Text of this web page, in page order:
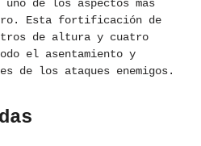
de los aspectos más
Esta fortificación de
de altura y cuatro
el asentamiento y
de los ataques enemigos.